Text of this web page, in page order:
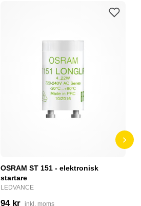
OSRAM ST 151 - elektronisk
startare
LEDVANCE
94 kr inkl. moms